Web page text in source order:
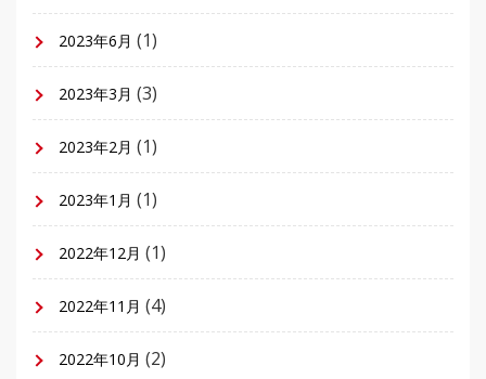
2023年6月 (1)
2023年3月 (3)
2023年2月 (1)
2023年1月 (1)
2022年12月 (1)
2022年11月 (4)
2022年10月 (2)